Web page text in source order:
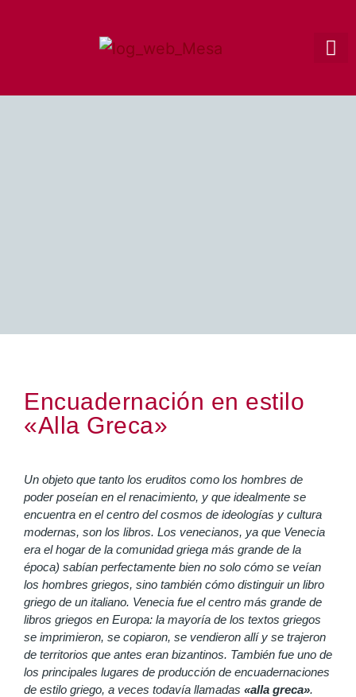
Encuadernación en estilo
«Alla Greca»
Un objeto que tanto los eruditos como los hombres de
poder poseían en el renacimiento, y que idealmente se
encuentra en el centro del cosmos de ideologías y cultura
modernas, son los libros. Los venecianos, ya que Venecia
era el hogar de la comunidad griega más grande de la
época) sabían perfectamente bien no solo cómo se veían
los hombres griegos, sino también cómo distinguir un libro
griego de un italiano. Venecia fue el centro más grande de
libros griegos en Europa: la mayoría de los textos griegos
se imprimieron, se copiaron, se vendieron allí y se trajeron
de territorios que antes eran bizantinos. También fue uno de
los principales lugares de producción de encuadernaciones
de estilo griego, a veces todavía llamadas «alla greca».